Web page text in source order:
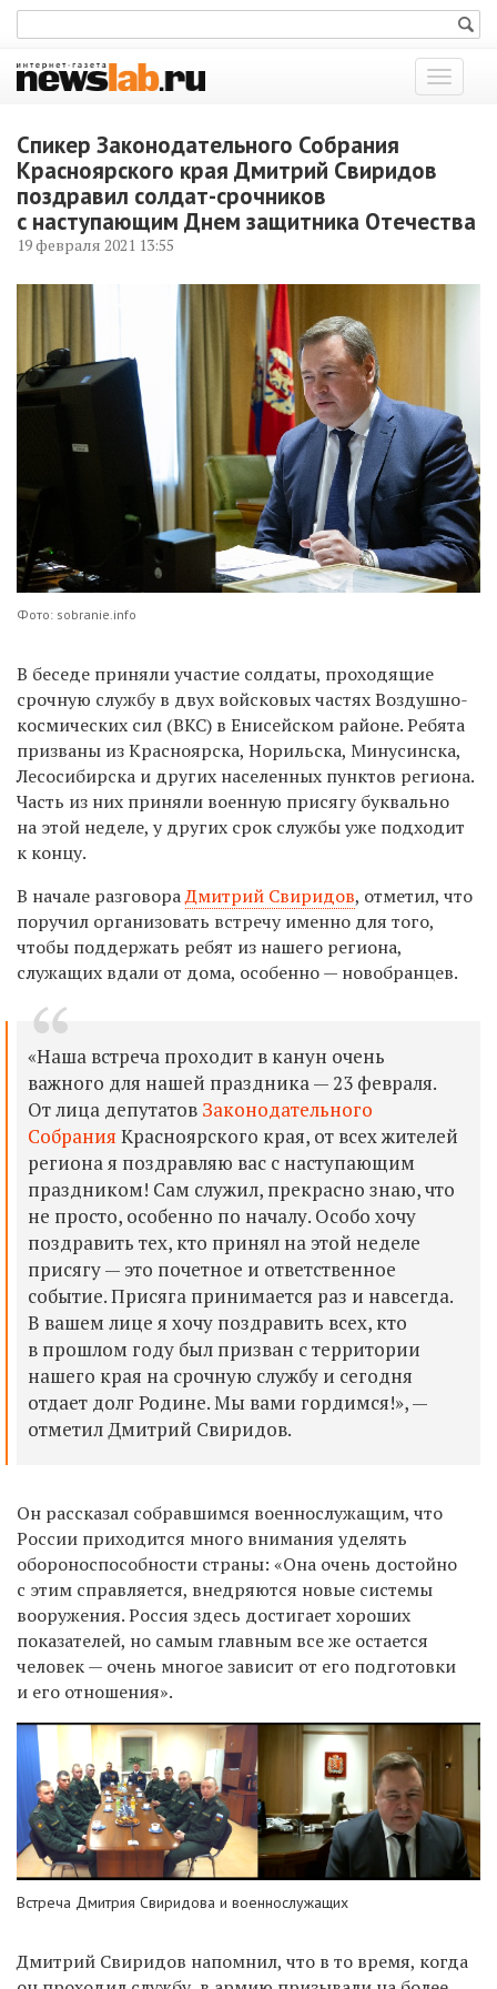
Показать
меню
Спикер Законодательного Собрания
Красноярского края Дмитрий Свиридов
поздравил солдат-срочников
с наступающим Днем защитника Отечества
19 февраля 2021 13:55
Фото: sobranie.info
В беседе приняли участие солдаты, проходящие
срочную службу в двух войсковых частях Воздушно-
космических сил (ВКС) в Енисейском районе. Ребята
призваны из Красноярска, Норильска, Минусинска,
Лесосибирска и других населенных пунктов региона.
Часть из них приняли военную присягу буквально
на этой неделе, у других срок службы уже подходит
к концу.
В начале разговораДмитрий Свиридов, отметил, что
поручил организовать встречу именно для того,
чтобы поддержать ребят из нашего региона,
служащих вдали от дома, особенно — новобранцев.
«Наша встреча проходит в канун очень
важного для нашей праздника — 23 февраля.
От лица депутатов Законодательного
Собрания Красноярского края, от всех жителей
региона я поздравляю вас с наступающим
праздником! Сам служил, прекрасно знаю, что
не просто, особенно по началу. Особо хочу
поздравить тех, кто принял на этой неделе
присягу — это почетное и ответственное
событие. Присяга принимается раз и навсегда.
В вашем лице я хочу поздравить всех, кто
в прошлом году был призван с территории
нашего края на срочную службу и сегодня
отдает долг Родине. Мы вами гордимся!», —
отметил Дмитрий Свиридов.
Он рассказал собравшимся военнослужащим, что
России приходится много внимания уделять
обороноспособности страны: «Она очень достойно
с этим справляется, внедряются новые системы
вооружения. Россия здесь достигает хороших
показателей, но самым главным все же остается
человек — очень многое зависит от его подготовки
и его отношения».
Встреча Дмитрия Свиридова и военнослужащих
Дмитрий Свиридов напомнил, что в то время, когда